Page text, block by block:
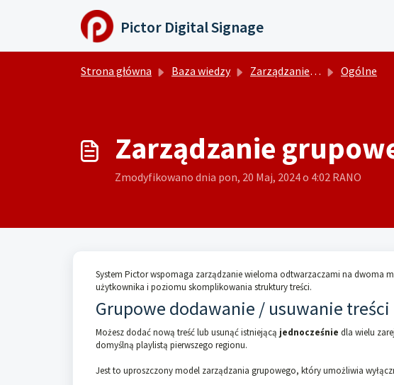
Przejdź do głównej treści
Pictor Digital Signage
Strona główna Baza wiedzy Zarządzanie odtwarzaczem Ogólne
Zarządzanie
Zmodyfikowano dnia pon, 20 Maj, 2024 o 4:02 RANO
System Pictor wspomaga zarządzanie wieloma odtwarzaczami na dwoma
użytkownika i poziomu skomplikowania struktury treści.
Grupowe dodawanie / usuwanie treści
Możesz dodać nową treść lub usunąć istniejącą jednocześnie dla wielu
domyślną playlistą pierwszego regionu.
Jest to uproszczony model zarządzania grupowego, który umożliwia